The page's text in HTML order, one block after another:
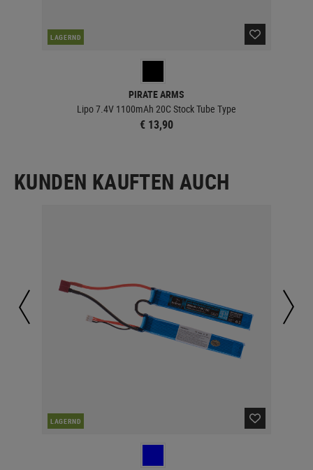
LAGERND
PIRATE ARMS
Lipo 7.4V 1100mAh 20C Stock Tube Type
€ 13,90
KUNDEN KAUFTEN AUCH
LAGERND